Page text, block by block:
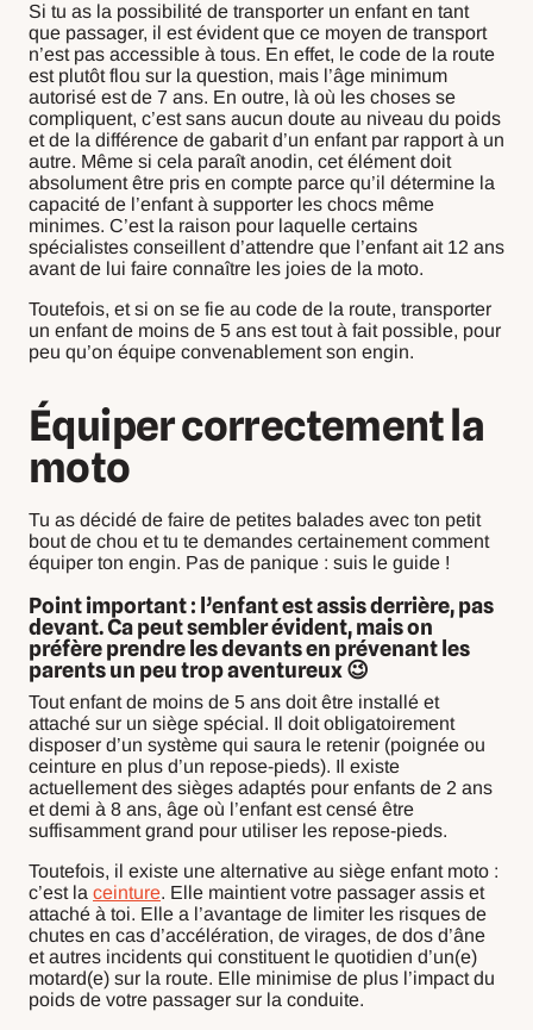
Si tu as la possibilité de transporter un enfant en tant
que passager, il est évident que ce moyen de transport
n’est pas accessible à tous. En effet, le code de la route
est plutôt flou sur la question, mais l’âge minimum
autorisé est de 7 ans. En outre, là où les choses se
compliquent, c’est sans aucun doute au niveau du poids
et de la différence de gabarit d’un enfant par rapport à un
autre. Même si cela paraît anodin, cet élément doit
absolument être pris en compte parce qu’il détermine la
capacité de l’enfant à supporter les chocs même
minimes. C’est la raison pour laquelle certains
spécialistes conseillent d’attendre que l’enfant ait 12 ans
avant de lui faire connaître les joies de la moto.
Toutefois, et si on se fie au code de la route, transporter
un enfant de moins de 5 ans est tout à fait possible, pour
peu qu’on équipe convenablement son engin.
Équiper correctement la
moto
Tu as décidé de faire de petites balades avec ton petit
bout de chou et tu te demandes certainement comment
équiper ton engin. Pas de panique : suis le guide !
Point important : l’enfant est assis derrière, pas
devant. Ca peut sembler évident, mais on
préfère prendre les devants en prévenant les
parents un peu trop aventureux 😉
Tout enfant de moins de 5 ans doit être installé et
attaché sur un siège spécial. Il doit obligatoirement
disposer d’un système qui saura le retenir (poignée ou
ceinture en plus d’un repose-pieds). Il existe
actuellement des sièges adaptés pour enfants de 2 ans
et demi à 8 ans, âge où l’enfant est censé être
suffisamment grand pour utiliser les repose-pieds.
Toutefois, il existe une alternative au siège enfant moto :
c’est la ceinture. Elle maintient votre passager assis et
attaché à toi. Elle a l’avantage de limiter les risques de
chutes en cas d’accélération, de virages, de dos d’âne
et autres incidents qui constituent le quotidien d’un(e)
motard(e) sur la route. Elle minimise de plus l’impact du
poids de votre passager sur la conduite.